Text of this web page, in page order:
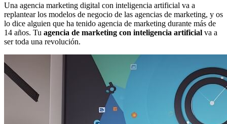
Una agencia marketing digital con inteligencia artificial va a
replantear los modelos de negocio de las agencias de marketing, y os
lo dice alguien que ha tenido agencia de marketing durante más de
14 años. Tu agencia de marketing con inteligencia artificial va a
ser toda una revolución.